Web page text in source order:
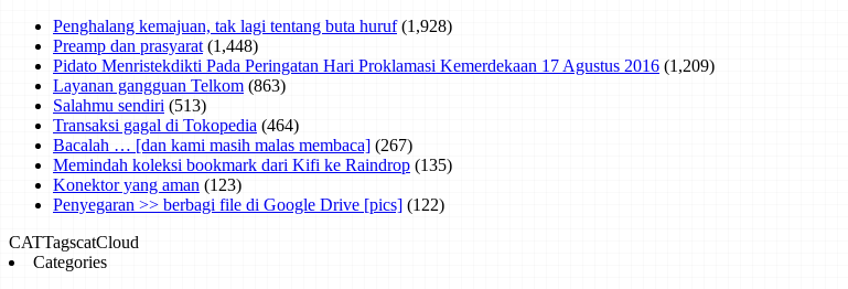
Penghalang kemajuan, tak lagi tentang buta huruf (1,928)
Preamp dan prasyarat (1,448)
Pidato Menristekdikti Pada Peringatan Hari Proklamasi Kemerdekaan 17 Agustus 2016 (1,209)
Layanan gangguan Telkom (863)
Salahmu sendiri (513)
Transaksi gagal di Tokopedia (464)
Bacalah … [dan kami masih malas membaca] (267)
Memindah koleksi bookmark dari Kifi ke Raindrop (135)
Konektor yang aman (123)
Penyegaran >> berbagi file di Google Drive [pics] (122)
CATTagscatCloud
Categories